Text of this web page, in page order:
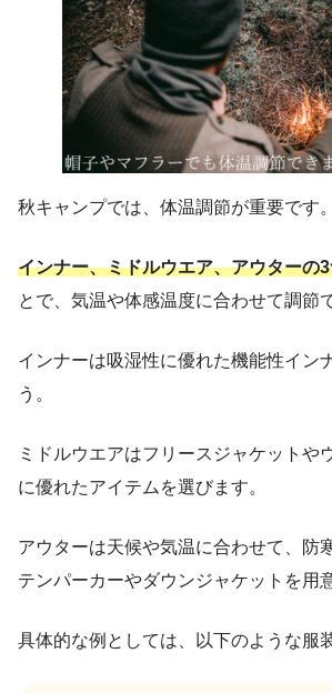
秋キャンプでは、体温調節が重要です。
インナー、ミドルウエア、アウターの
とで、気温や体感温度に合わせて調節
インナーは吸湿性に優れた機能性イン
う。
ミドルウエアはフリースジャケットや
に優れたアイテムを選びます。
アウターは天候や気温に合わせて、防
テンパーカーやダウンジャケットを用
具体的な例としては、以下のような服